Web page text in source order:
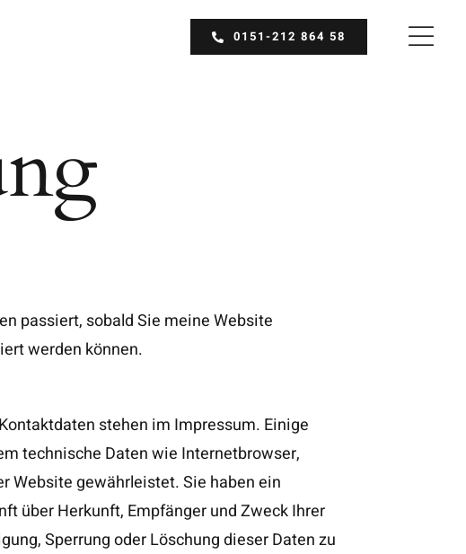
0151-212 864 58
passiert, sobald Sie meine Website
werden können.
stehen im Impressum. Einige
technische Daten wie Internetbrowser,
Website gewährleistet. Sie haben ein
über Herkunft, Empfänger und Zweck Ihrer
Sperrung oder Löschung dieser Daten zu